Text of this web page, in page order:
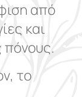
από
και
πόνους.
το